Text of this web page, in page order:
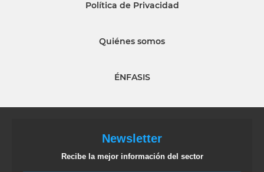
Política de Privacidad
Quiénes somos
ÉNFASIS
Newsletter
Recibe la mejor información del sector